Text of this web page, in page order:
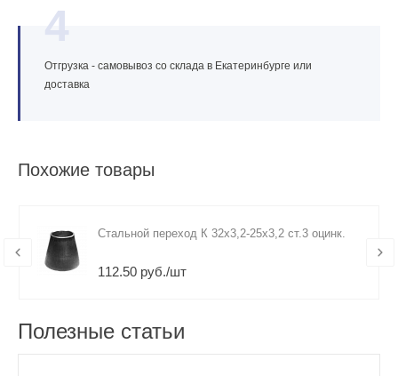
4
Отгрузка - самовывоз со склада в Екатеринбурге или
доставка
Похожие товары
Стальной переход К 32х3,2-25х3,2 ст.3 оцинк.
112.50 руб./шт
Полезные статьи